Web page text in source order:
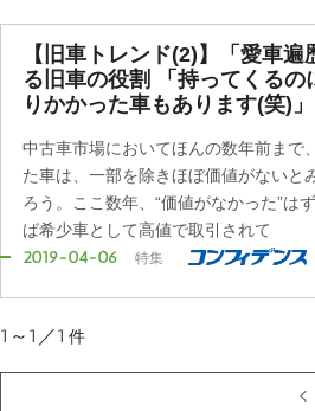
【旧車トレンド(2)】「愛車
る旧車の役割 「持ってくる
りかかった車もあります(笑)」
中古車市場においてほんの数年前まで
た車は、一部を除きほぼ価値がないと
ろう。ここ数年、“価値がなかった”は
ば希少車として高値で取引されて
2019-04-06 特集
1～1／1 件